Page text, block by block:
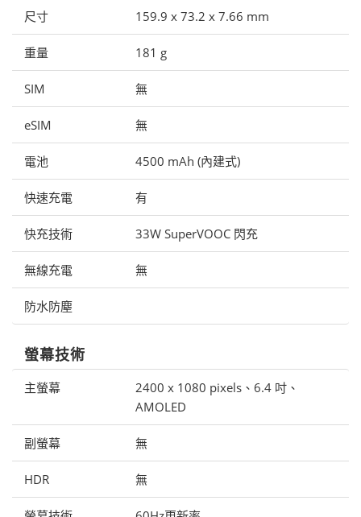
尺寸 159.9 x 73.2 x 7.66 mm
重量 181 g
SIM 無
eSIM 無
電池 4500 mAh (內建式)
快速充電 有
快充技術 33W SuperVOOC 閃充
無線充電 無
防水防塵
螢幕技術
主螢幕
2400 x 1080 pixels、6.4 吋、
AMOLED
副螢幕 無
HDR 無